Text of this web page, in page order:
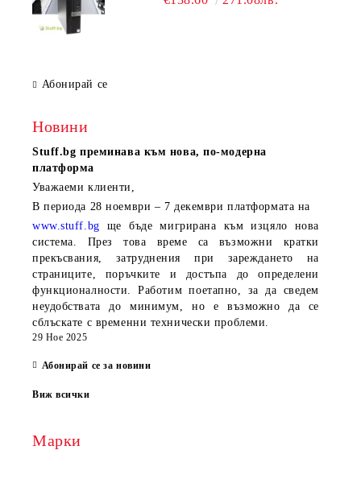
Абонирай се
Новини
Stuff.bg преминава към нова, по-модерна
платформа
Уважаеми клиенти,
В периода 28 ноември – 7 декември платформата на
www.stuff.bg ще бъде мигрирана към изцяло нова
система. През това време са възможни кратки
прекъсвания, затруднения при зареждането на
страниците, поръчките и достъпа до определени
функционалности. Работим поетапно, за да сведем
неудобствата до минимум, но е възможно да се
сблъскате с временни технически проблеми.
29 Ное 2025
Абонирай се за новини
Виж всички
Марки